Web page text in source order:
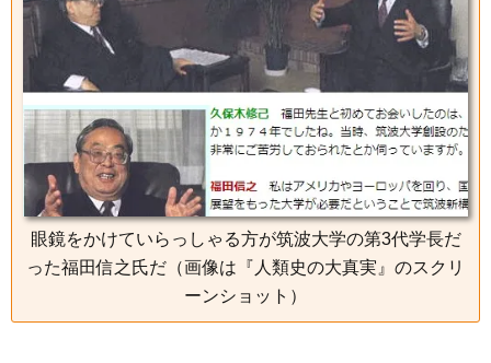
眼鏡をかけていらっしゃる方が筑波大学の第3代学長だ
った福田信之氏だ（画像は『人類史の大真実』のスクリ
ーンショット）